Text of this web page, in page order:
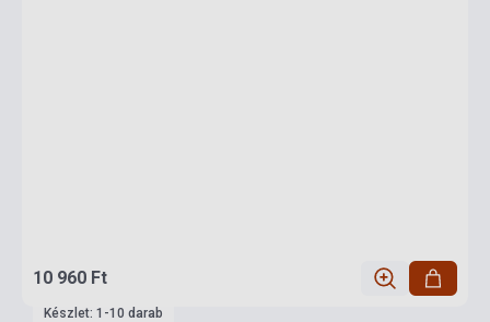
10 960 Ft
Készlet: 1-10 darab